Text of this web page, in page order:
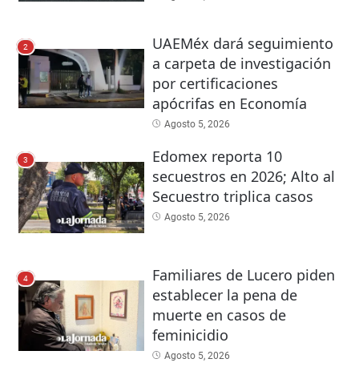
2
UAEMéx dará seguimiento
a carpeta de investigación
por certificaciones
apócrifas en Economía
Agosto 5, 2026
3
Edomex reporta 10
secuestros en 2026; Alto al
Secuestro triplica casos
Agosto 5, 2026
4
Familiares de Lucero piden
establecer la pena de
muerte en casos de
feminicidio
Agosto 5, 2026